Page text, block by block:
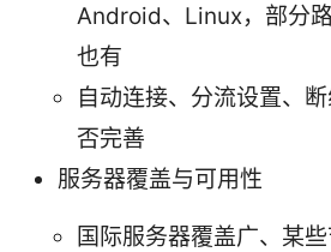
Android、Linux，部分
也有
自动连接、分流设置、
否完善
服务器覆盖与可用性
国际服务器覆盖广、某